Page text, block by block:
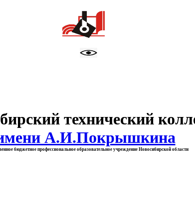
технический
А.И.Покрышкина
бюджетное профессиональное образовательное учреждение Новосибирской области